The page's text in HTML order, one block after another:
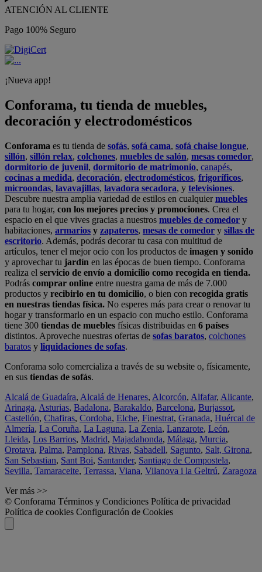
ATENCIÓN AL CLIENTE
Pago 100% Seguro
¡Nueva app!
Conforama, tu tienda de muebles,
decoración y electrodomésticos
Conforama es tu tienda de sofás, sofá cama, sofá chaise longue,
sillón, sillón relax, colchones, muebles de salón, mesas comedor,
dormitorio de juvenil, dormitorio de matrimonio, canapés,
cocinas a medida, decoración, electrodomésticos, frigoríficos,
microondas, lavavajillas, lavadora secadora, y televisiones.
Descubre nuestra amplia variedad de estilos en cualquiermuebles
para tu hogar, con los mejores precios y promociones. Crea el
espacio en el que vives gracias a nuestros muebles de comedor y
habitaciones, armarios y zapateros, mesas de comedor y sillas de
escritorio. Además, podrás decorar tu casa con multitud de
artículos, tener el mejor ocio con los productos de imagen y sonido
y aprovechar tu jardín en las épocas de buen tiempo. Conforama
realiza el servicio de envío a domicilio como recogida en tienda.
Podrás comprar online entre nuestra gama de más de 7.000
productos y recibirlo en tu domicilio, o bien con recogida gratis
en nuestras tiendas física. No esperes más para crear o renovar tu
hogar y transformarlo en un espacio con mucho estilo. Conforama
tiene 300 tiendas de muebles físicas distribuidas en 6 países
distintos. Aproveche nuestras ofertas de sofas baratos, colchones
baratos y liquidaciones de sofas.
Conforama solo comercializa a través de su website o, físicamente,
en sus tiendas de sofás.
Alcalá de Guadaíra, Alcalá de Henares, Alcorcón, Alfafar, Alicante,
Arinaga, Asturias, Badalona, Barakaldo, Barcelona, Burjassot,
Castellón, Chafiras, Cordoba, Elche, Finestrat, Granada, Huércal de
Almería, La Coruña, La Laguna, La Zenia, Lanzarote, León,
Lleida, Los Barrios, Madrid, Majadahonda, Málaga, Murcia,
Orotava, Palma, Pamplona, Rivas, Sabadell, Sagunto, Salt, Girona,
San Sebastian, Sant Boi, Santander, Santiago de Compostela,
Sevilla, Tamaraceite, Terrassa, Viana, Vilanova i la Geltrú, Zaragoza
Ver más >>
© Conforama Términos y Condiciones Política de privacidad
Política de cookies Configuración de Cookies